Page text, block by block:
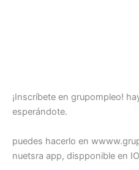
¡Inscríbete en grupompleo!
esperándote.
puedes hacerlo en
nuetsra app, dispponible en